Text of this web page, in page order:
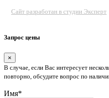
Сайт разработан в студии Эксперт
Запрос цены
×
В случае, если Вас интересует
повторно, обсудите вопрос по
Имя*